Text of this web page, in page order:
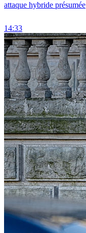
attaque hybride présumée
14:33